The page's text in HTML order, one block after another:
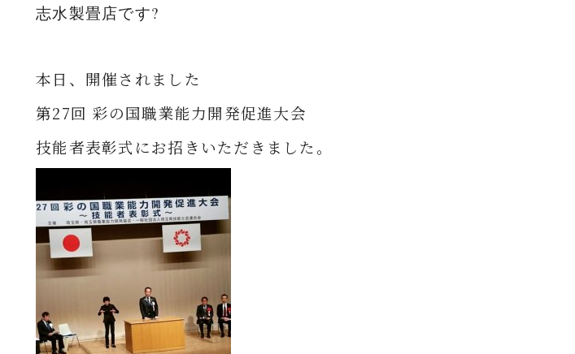
志水製畳店です?
本日、開催されました
第27回 彩の国職業能力開発促進大会
技能者表彰式にお招きいただきました。